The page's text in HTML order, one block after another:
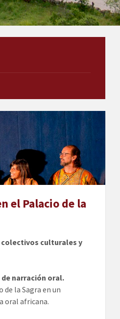
el Palacio de la
colectivos culturales y
narración oral.
la Sagra en un
oral africana.